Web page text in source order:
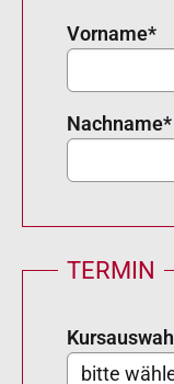
Vorname*
Nachname*
TERMIN
Kursauswahl